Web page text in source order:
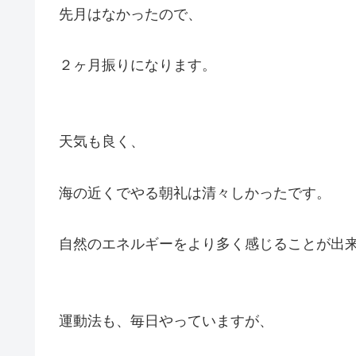
先月はなかったので、
２ヶ月振りになります。
天気も良く、
海の近くでやる朝礼は清々しかったです。
自然のエネルギーをより多く感じることが出
運動法も、毎日やっていますが、